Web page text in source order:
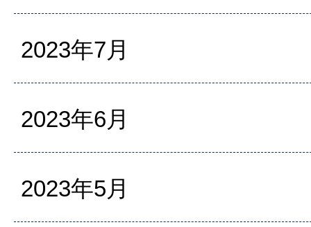
2023年7月
2023年6月
2023年5月